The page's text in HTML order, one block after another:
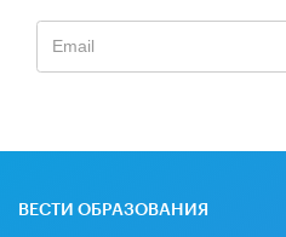
ВЕСТИ ОБРАЗОВАНИЯ